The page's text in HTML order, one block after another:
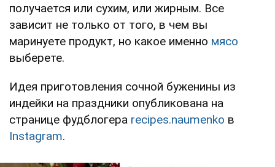
получается или сухим, или жирным. Все
зависит не только от того, в чем вы
маринуете продукт, но какое именно мясо
выберете.
Идея приготовления сочной буженины из
индейки на праздники опубликована на
странице фудблогера recipes.naumenko в
Instagram.